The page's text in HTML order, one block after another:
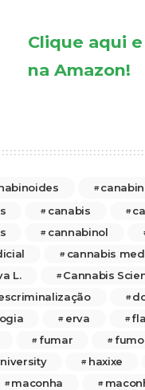
Clique aqui
na Amazon!
canabis
cannabinol
cannabis
L.
Cannabis
erva
fumar
haxixe
maconha